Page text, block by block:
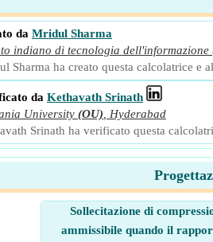
da Mridul Sharma
indiano di tecnologia dell'informazione
Sharma ha creato questa calcolatrice e
da Kethavath Srinath
University (OU)
Hyderabad
Srinath ha verificato questa
Sollecitazione di
ammissibile quando il